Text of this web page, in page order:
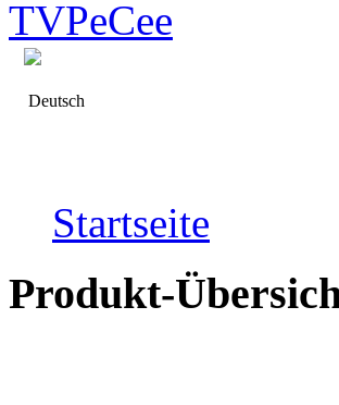
Deutsch
Startseite
Produkt-